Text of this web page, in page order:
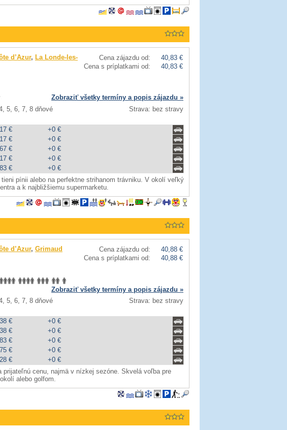
Cena zájazdu od:
40,83 €
Cena s príplatkami od:
40,83 €
d’Azur, La Londe-les-
Zobraziť všetky termíny a popis zájazdu »
5, 6, 7, 8 dňové Strava: bez stravy
€
+0 €
€
+0 €
€
+0 €
€
+0 €
€
+0 €
pínii alebo na perfektne strihanom trávniku. V okolí veľký
a k najbližšiemu supermarketu.
Cena zájazdu od:
40,88 €
Cena s príplatkami od:
40,88 €
d’Azur, Grimaud
Zobraziť všetky termíny a popis zájazdu »
5, 6, 7, 8 dňové Strava: bez stravy
€
+0 €
€
+0 €
€
+0 €
€
+0 €
€
+0 €
cenu, najmä v nízkej sezóne. Skvelá voľba pre
alebo golfom.